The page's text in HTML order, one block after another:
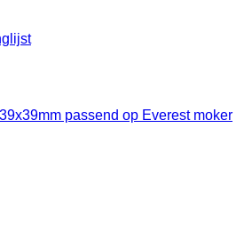
passend op Everest moker